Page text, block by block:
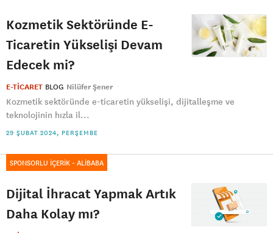
Kozmetik Sektöründe E-
Ticaretin Yükselişi Devam
Edecek mi?
E-TİCARET BLOG Nilüfer Şener
Kozmetik sektöründe e-ticaretin yükselişi, dijitalleşme ve
teknolojinin hızla il...
29 ŞUBAT 2024, PERŞEMBE
SPONSORLU İÇERİK - ALİBABA
Dijital İhracat Yapmak Artık
Daha Kolay mı?